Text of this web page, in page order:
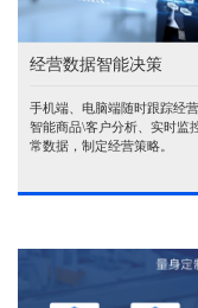
经营数据智能决策
手机端、电脑端随时跟踪经营
智能商品\客户分析、实时监
常数据，制定经营策略。